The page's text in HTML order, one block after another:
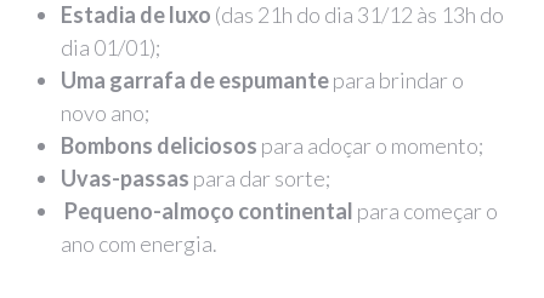
Estadia de luxo (das 21h do dia 31/12 às 13h do
dia 01/01);
Uma garrafa de espumantepara brindar o
novo ano;
Bombons deliciosos para adoçar o momento;
Uvas-passas para dar sorte;
Pequeno-almoço continental para começar o
ano com energia.